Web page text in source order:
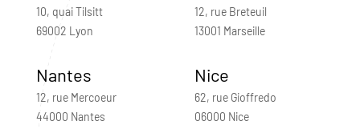
10, quai Tilsitt
69002 Lyon
12, rue Breteuil
13001 Marseille
Nantes
12, rue Mercoeur
44000 Nantes
Nice
62, rue Gioffredo
06000 Nice